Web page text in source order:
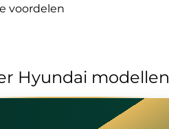
voordelen
Hyundai modellen